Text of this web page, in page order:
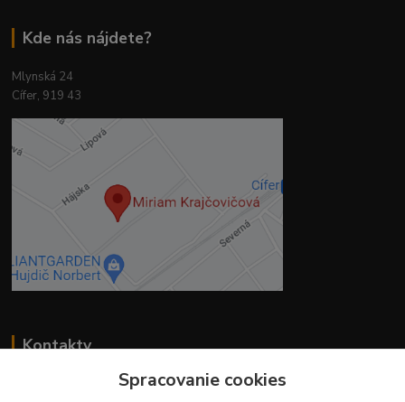
Kde nás nájdete?
Mlynská 24
Cífer, 919 43
Kontakty
Spracovanie cookies